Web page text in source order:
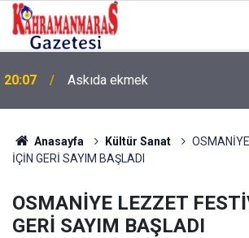
06:30 Siyaset – Sanayi – Üretim ve
Anasayfa Kültür Sanat
İÇİN GERİ SAYIM BAŞLADI
OSMANİYE LEZZET
GERİ SAYIM BAŞLADI